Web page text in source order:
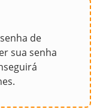
de
sua senha